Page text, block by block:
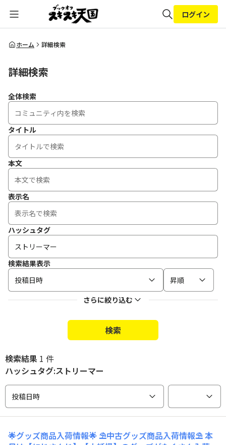
全体検索
ログイン
ホーム 詳細検索
詳細検索
全体検索
タイトル
本文
表示名
ハッシュタグ
検索結果表示
投稿日時
昇順
さらに絞り込む
検索
検索結果 1 件
ハッシュタグ:ストリーマー
投稿日時
🌟グッズ商品入荷情報🌟⛱️中古グッズ商品入荷情報⛱️ 本